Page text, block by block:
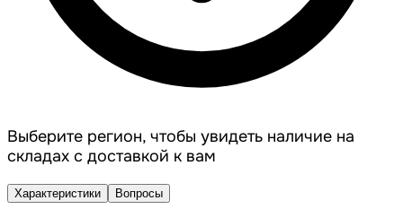
Выберите регион, чтобы увидеть наличие на
складах с доставкой к вам
Характеристики Вопросы